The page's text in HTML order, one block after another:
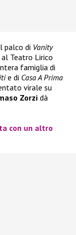
palco di Vanity
Teatro Lirico
famiglia di
e di Casa A Prima
virale su
Zorzi dà
con un altro